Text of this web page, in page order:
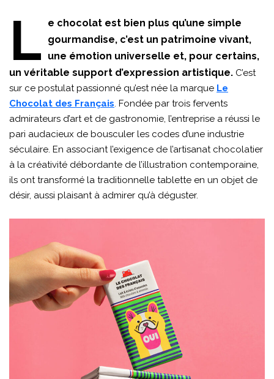
L
e chocolat est bien plus qu’une simple
gourmandise, c’est un patrimoine vivant,
une émotion universelle et, pour certains,
un véritable support d’expression artistique. C’est
sur ce postulat passionné qu’est née la marque Le
Chocolat des Français. Fondée par trois fervents
admirateurs d’art et de gastronomie, l’entreprise a réussi le
pari audacieux de bousculer les codes d’une industrie
séculaire. En associant l’exigence de l’artisanat chocolatier
à la créativité débordante de l’illustration contemporaine,
ils ont transformé la traditionnelle tablette en un objet de
désir, aussi plaisant à admirer qu’à déguster.